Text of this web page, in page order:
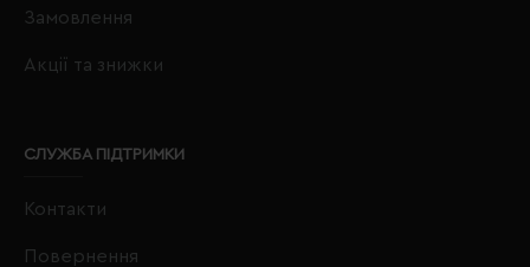
Замовлення
Акції та знижки
СЛУЖБА ПІДТРИМКИ
Контакти
Повернення